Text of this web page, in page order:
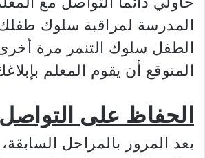
المدرسة لمراقبة سلوك
الطفل سلوك التنمر مرة
المتوقع أن يقوم المعلم
الحفاظ على
بعد المرور بالمراحل